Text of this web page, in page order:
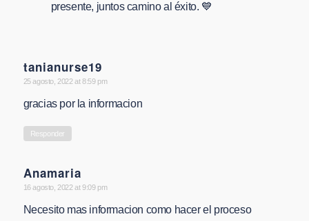
presente, juntos camino al éxito. 💙
tanianurse19
says:
25 agosto, 2022 at 8:59 pm
gracias por la informacion
Responder
Anamaria
says:
16 agosto, 2022 at 9:09 pm
Necesito mas informacion como hacer el proceso